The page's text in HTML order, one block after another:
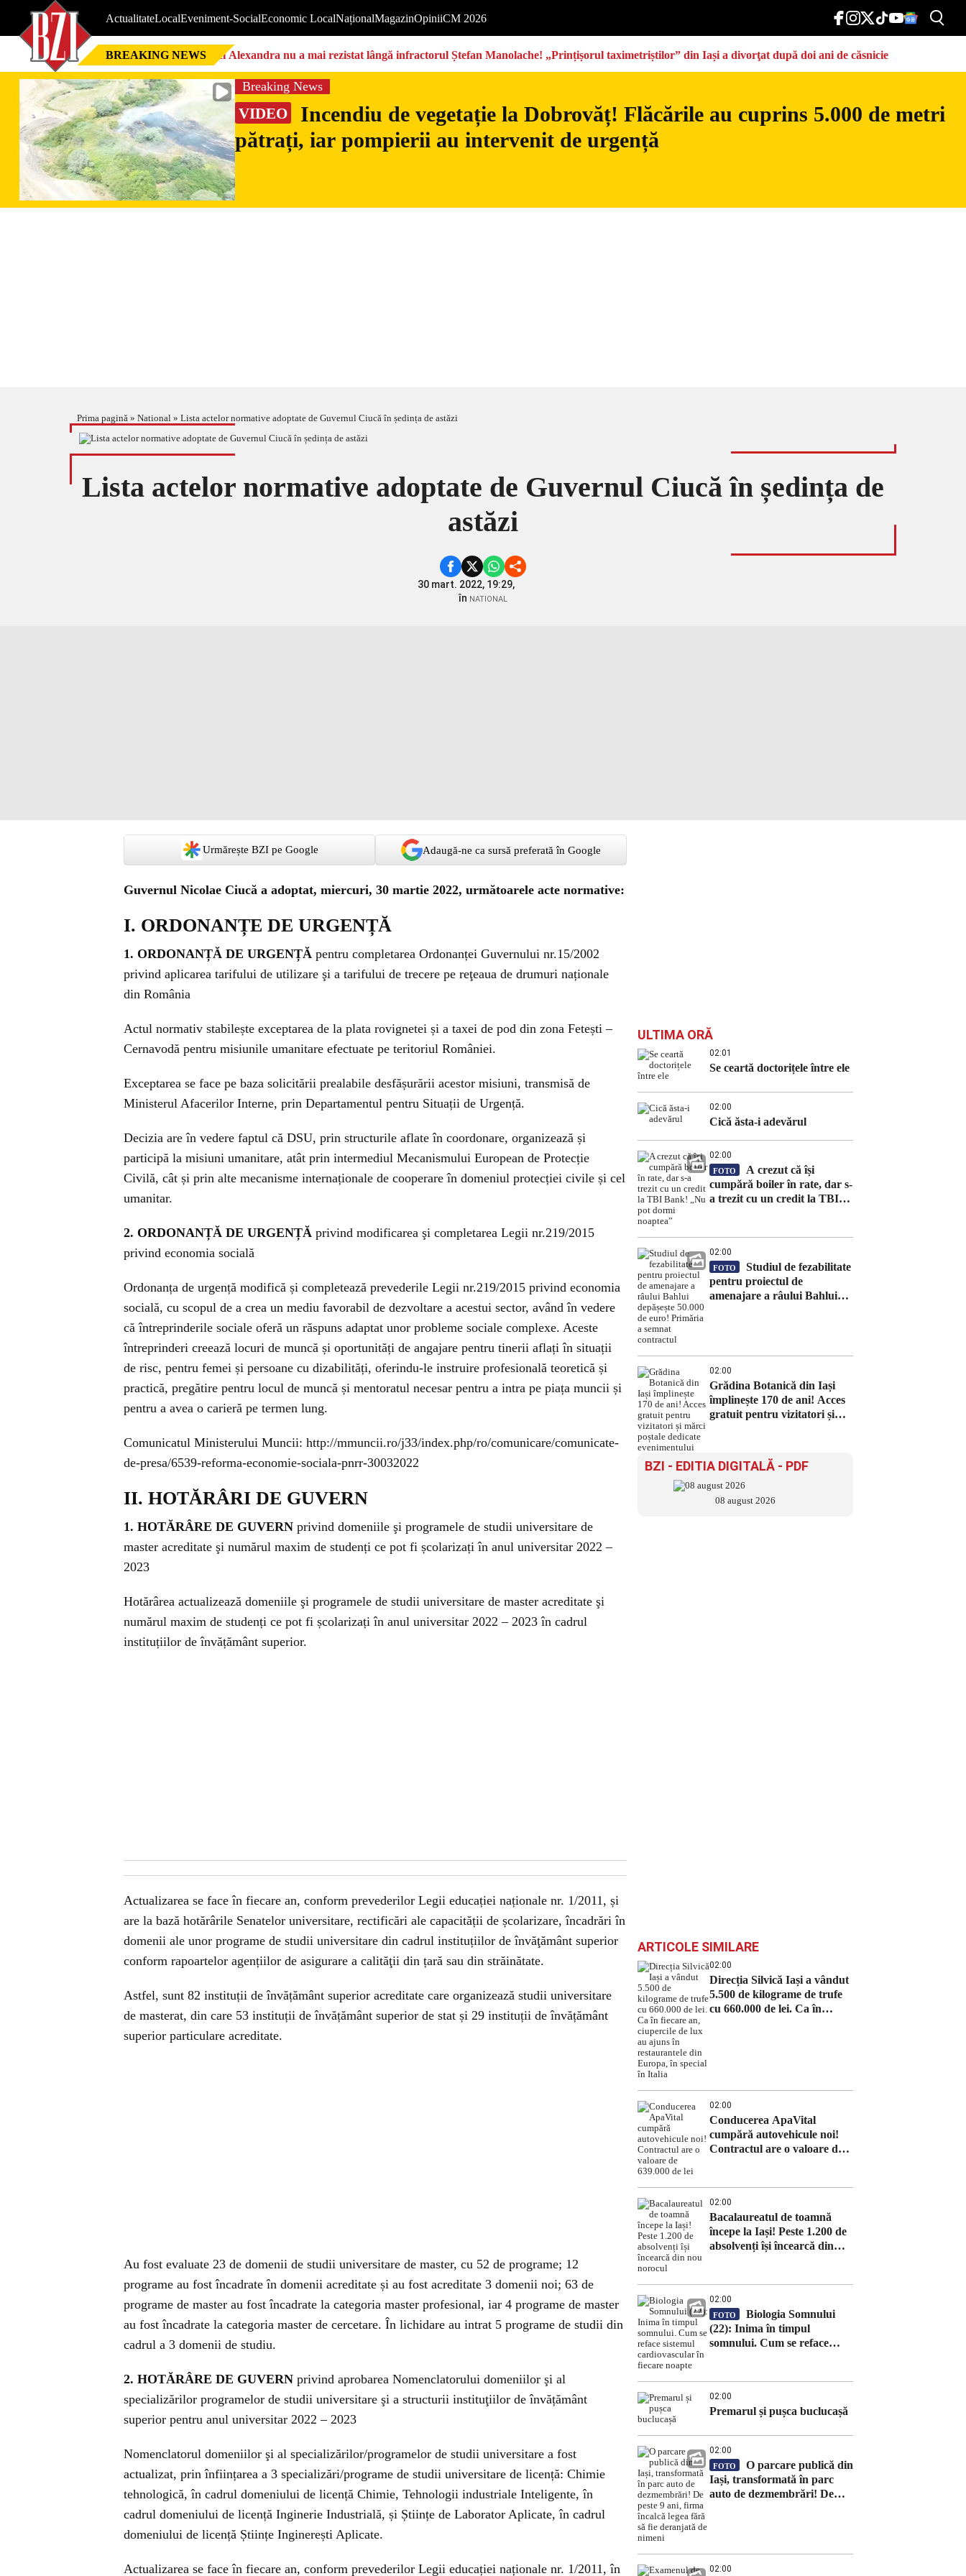
ActualitateLocalEveniment-SocialEconomic LocalNaționalMagazinOpiniiCM 2026
BREAKING NEWS Nici Alexandra nu a mai rezistat lângă infractorul Ștefan Manolache! „Prințișorul taximetriștilor” din Iași a divorţat după doi ani de căsnicie
Breaking News
VIDEO
Incendiu de vegetație la Dobrovăț! Flăcările au cuprins 5.000 de metri
pătrați, iar pompierii au intervenit de urgență
Prima pagină » National » Lista actelor normative adoptate de Guvernul Ciucă în ședința de astăzi
Lista actelor normative adoptate de Guvernul Ciucă în ședința de
astăzi
30 mart. 2022, 19:29,
în NATIONAL
Urmărește BZI pe Google Adaugă-ne ca sursă preferată în Google
Guvernul Nicolae Ciucă a adoptat, miercuri, 30 martie 2022, următoarele acte normative:
I. ORDONANȚE DE URGENȚĂ
1. ORDONANȚĂ DE URGENȚĂ pentru completarea Ordonanței Guvernului nr.15/2002
privind aplicarea tarifului de utilizare şi a tarifului de trecere pe reţeaua de drumuri naționale
din România
Actul normativ stabilește exceptarea de la plata rovignetei și a taxei de pod din zona Fetești –
Cernavodă pentru misiunile umanitare efectuate pe teritoriul României.
Exceptarea se face pe baza solicitării prealabile desfășurării acestor misiuni, transmisă de
Ministerul Afacerilor Interne, prin Departamentul pentru Situații de Urgență.
Decizia are în vedere faptul că DSU, prin structurile aflate în coordonare, organizează și
participă la misiuni umanitare, atât prin intermediul Mecanismului European de Protecție
Civilă, cât și prin alte mecanisme internaționale de cooperare în domeniul protecției civile și cel
umanitar.
2. ORDONANȚĂ DE URGENȚĂ privind modificarea şi completarea Legii nr.219/2015
privind economia socială
Ordonanța de urgență modifică și completează prevederile Legii nr.219/2015 privind economia
socială, cu scopul de a crea un mediu favorabil de dezvoltare a acestui sector, având în vedere
că întreprinderile sociale oferă un răspuns adaptat unor probleme sociale complexe. Aceste
întreprinderi creează locuri de muncă și oportunități de angajare pentru tinerii aflați în situații
de risc, pentru femei și persoane cu dizabilități, oferindu-le instruire profesională teoretică și
practică, pregătire pentru locul de muncă și mentoratul necesar pentru a intra pe piața muncii și
pentru a avea o carieră pe termen lung.
Comunicatul Ministerului Muncii: http://mmuncii.ro/j33/index.php/ro/comunicare/comunicate-
de-presa/6539-reforma-economie-sociala-pnrr-30032022
II. HOTĂRÂRI DE GUVERN
1. HOTĂRÂRE DE GUVERN privind domeniile şi programele de studii universitare de
master acreditate şi numărul maxim de studenți ce pot fi școlarizați în anul universitar 2022 –
2023
Hotărârea actualizează domeniile şi programele de studii universitare de master acreditate şi
numărul maxim de studenți ce pot fi școlarizați în anul universitar 2022 – 2023 în cadrul
instituțiilor de învățământ superior.
Actualizarea se face în fiecare an, conform prevederilor Legii educației naționale nr. 1/2011, și
are la bază hotărârile Senatelor universitare, rectificări ale capacității de școlarizare, încadrări în
domenii ale unor programe de studii universitare din cadrul instituțiilor de învăţământ superior
conform rapoartelor agențiilor de asigurare a calităţii din țară sau din străinătate.
Astfel, sunt 82 instituții de învățământ superior acreditate care organizează studii universitare
de masterat, din care 53 instituții de învățământ superior de stat și 29 instituții de învățământ
superior particulare acreditate.
Au fost evaluate 23 de domenii de studii universitare de master, cu 52 de programe; 12
programe au fost încadrate în domenii acreditate și au fost acreditate 3 domenii noi; 63 de
programe de master au fost încadrate la categoria master profesional, iar 4 programe de master
au fost încadrate la categoria master de cercetare. În lichidare au intrat 5 programe de studii din
cadrul a 3 domenii de studiu.
2. HOTĂRÂRE DE GUVERN privind aprobarea Nomenclatorului domeniilor şi al
specializărilor programelor de studii universitare şi a structurii instituţiilor de învățământ
superior pentru anul universitar 2022 – 2023
Nomenclatorul domeniilor şi al specializărilor/programelor de studii universitare a fost
actualizat, prin înființarea a 3 specializări/programe de studii universitare de licență: Chimie
tehnologică, în cadrul domeniului de licență Chimie, Tehnologii industriale Inteligente, în
cadrul domeniului de licență Inginerie Industrială, și Științe de Laborator Aplicate, în cadrul
domeniului de licență Științe Inginerești Aplicate.
Actualizarea se face în fiecare an, conform prevederilor Legii educației naționale nr. 1/2011, în
ULTIMA ORĂ
02:01
Se ceartă doctorițele între ele
02:00
Cică ăsta-i adevărul
02:00
FOTO
A crezut că își
cumpără boiler în rate, dar s-
a trezit cu un credit la TBI
02:00
FOTO
Studiul de fezabilitate
pentru proiectul de
amenajare a râului Bahlui
02:00
Grădina Botanică din Iași
împlinește 170 de ani! Acces
gratuit pentru vizitatori și
BZI - EDITIA DIGITALĂ - PDF
08 august 2026
ARTICOLE SIMILARE
02:00
Direcția Silvică Iași a vândut
5.500 de kilograme de trufe
cu 660.000 de lei. Ca în
02:00
Conducerea ApaVital
cumpără autovehicule noi!
Contractul are o valoare de
02:00
Bacalaureatul de toamnă
începe la Iași! Peste 1.200 de
absolvenți își încearcă din
02:00
FOTO
Biologia Somnului
(22): Inima în timpul
somnului. Cum se reface
02:00
Premarul și pușca buclucașă
02:00
FOTO
O parcare publică din
Iași, transformată în parc
auto de dezmembrări! De
02:00